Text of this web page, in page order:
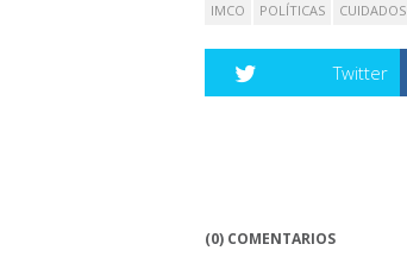
IMCO POLÍTICAS CUIDADOS
Twitter
(0) COMENTARIOS